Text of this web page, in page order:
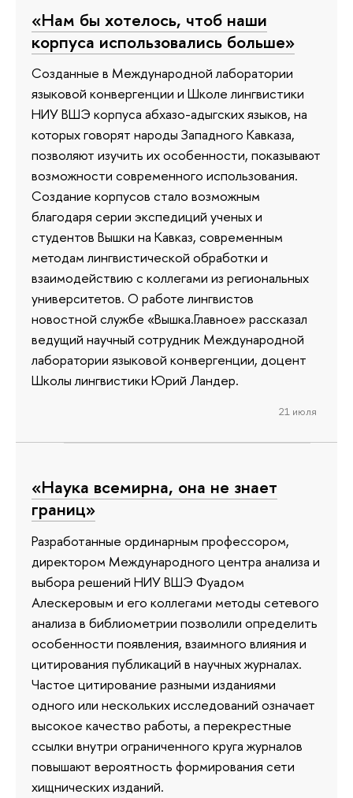
«Нам бы хотелось, чтоб наши
корпуса использовались больше»
Созданные в Международной лаборатории
языковой конвергенции и Школе лингвистики
НИУ ВШЭ корпуса абхазо-адыгских языков, на
которых говорят народы Западного Кавказа,
позволяют изучить их особенности, показывают
возможности современного использования.
Создание корпусов стало возможным
благодаря серии экспедиций ученых и
студентов Вышки на Кавказ, современным
методам лингвистической обработки и
взаимодействию с коллегами из региональных
университетов. О работе лингвистов
новостной службе «Вышка.Главное» рассказал
ведущий научный сотрудник Международной
лаборатории языковой конвергенции, доцент
Школы лингвистики Юрий Ландер.
21 июля
«Наука всемирна, она не знает
границ»
Разработанные ординарным профессором,
директором Международного центра анализа и
выбора решений НИУ ВШЭ Фуадом
Алескеровым и его коллегами методы сетевого
анализа в библиометрии позволили определить
особенности появления, взаимного влияния и
цитирования публикаций в научных журналах.
Частое цитирование разными изданиями
одного или нескольких исследований означает
высокое качество работы, а перекрестные
ссылки внутри ограниченного круга журналов
повышают вероятность формирования сети
хищнических изданий.